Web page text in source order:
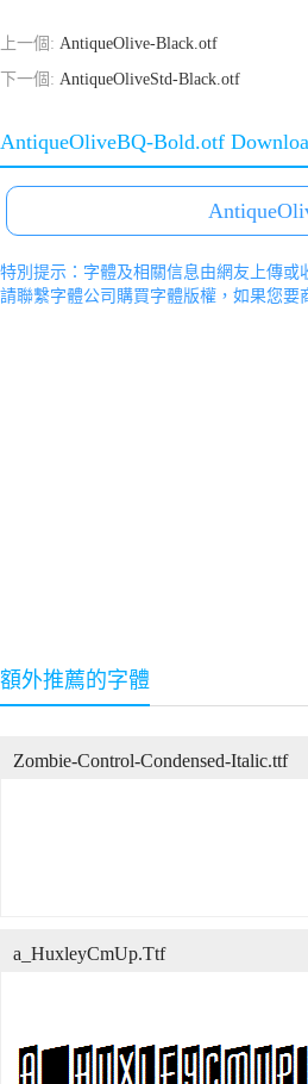
上一個: AntiqueOlive-Black.otf
下一個: AntiqueOliveStd-Black.otf
AntiqueOliveBQ-Bold.otf
特別提示：字體及相關信息由網友上傳
請聯繫字體公司購買字體版權，如果您
額外推薦的字體
Zombie-Control-Condensed-Italic.ttf
a_HuxleyCmUp.Ttf